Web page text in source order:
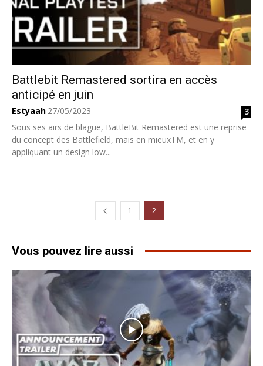
Battlebit Remastered sortira en accès
anticipé en juin
Estyaah 27/05/2023
3
Sous ses airs de blague, BattleBit Remastered est une reprise
du concept des Battlefield, mais en mieuxTM, et en y
appliquant un design low...
1 2
Vous pouvez lire aussi